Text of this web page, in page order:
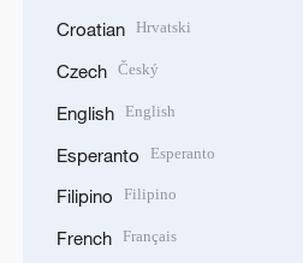
Croatian Hrvatski
Czech Český
English English
Esperanto Esperanto
Filipino Filipino
French Français